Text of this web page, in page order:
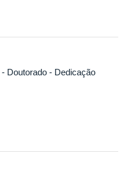
- Doutorado - Dedicação